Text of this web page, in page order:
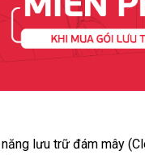
lưu trữ đám mây